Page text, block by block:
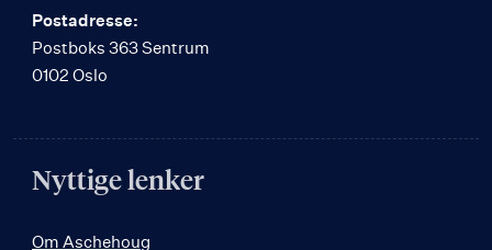
Postadresse:
Postboks 363 Sentrum
0102 Oslo
Nyttige lenker
Om Aschehoug